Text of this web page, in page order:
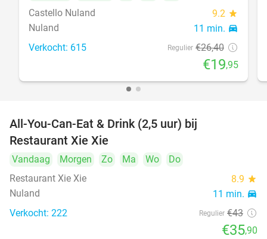
Castello Nuland
9.2 star
Nuland 11 min. directions_car
Verkocht: 615 Regulier €26,40
€19,95
All-You-Can-Eat & Drink (2,5 uur) bij
Restaurant Xie Xie
Vandaag Morgen Zo Ma Wo
Do
Restaurant Xie Xie
8.9 star
Nuland 11 min. directions_car
Verkocht: 222 Regulier €43
€35,90